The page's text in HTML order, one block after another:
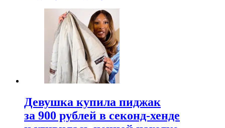
Девушка купила пиджак
за 900 рублей в секонд-хенде